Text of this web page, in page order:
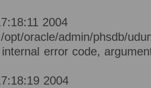
2004
oracle/admin/phsdb/
error code,
2004